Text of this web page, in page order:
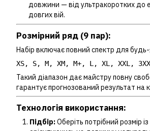
довжини — від ультракоротких до
довгих вій.
Розмірний ряд (9 пар):
Набір включає повний спектр для будь-
XS, S, M, XM, M+, L, XL, XXL,
Такий діапазон дає майстру повну
гарантує прогнозований результат на
Технологія використання:
Підбір:Оберіть потрібний розмір